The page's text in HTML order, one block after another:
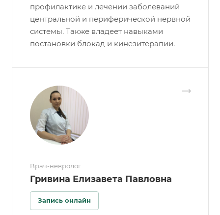
профилактике и лечении заболеваний
центральной и периферической нервной
системы. Также владеет навыками
постановки блокад и кинезитерапии.
Врач-невролог
Гривина Елизавета Павловна
Запись онлайн